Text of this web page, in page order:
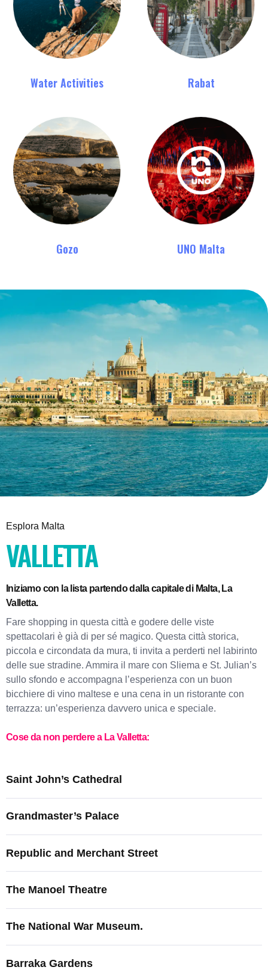
Water Activities Rabat
Gozo UNO Malta
Esplora Malta
VALLETTA
Iniziamo con la lista partendo dalla capitale di Malta, La
Valletta.
Fare shopping in questa città e godere delle viste
spettacolari è già di per sé magico. Questa città storica,
piccola e circondata da mura, ti invita a perderti nel labirinto
delle sue stradine. Ammira il mare con Sliema e St. Julian’s
sullo sfondo e accompagna l’esperienza con un buon
bicchiere di vino maltese e una cena in un ristorante con
terrazza: un’esperienza davvero unica e speciale.
Cose da non perdere a La Valletta:
Saint John’s Cathedral
Grandmaster’s Palace
Republic and Merchant Street
The Manoel Theatre
The National War Museum.
Barraka Gardens